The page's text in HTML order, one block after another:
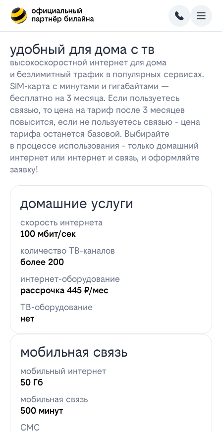
удобный для дома с тв
высокоскоростной интернет для дома
и безлимитный трафик в популярных сервисах.
SIM-карта с минутами и гигабайтами —
бесплатно на 3 месяца. Если пользуетесь
связью, то цена на тариф после 3 месяцев
повысится, если не пользуетесь связью - цена
тарифа останется базовой. Выбирайте
в процессе использования - только домашний
интернет или интернет и связь, и оформляйте
заявку!
домашние услуги
скорость интернета
100 мбит/сек
количество ТВ-каналов
более 200
интернет-оборудование
рассрочка 445 ₽/мес
ТВ-оборудование
нет
мобильная связь
мобильный интернет
50 Гб
мобильная связь
500 минут
СМС